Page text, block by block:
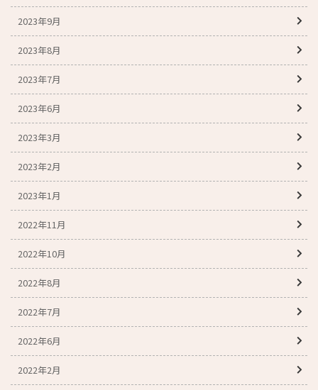
2023年9月
2023年8月
2023年7月
2023年6月
2023年3月
2023年2月
2023年1月
2022年11月
2022年10月
2022年8月
2022年7月
2022年6月
2022年2月